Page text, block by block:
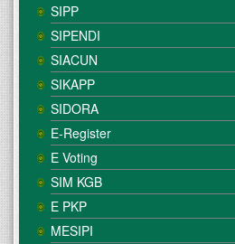
SIPP
SIPENDI
SIACUN
SIKAPP
SIDORA
E-Register
E Voting
SIM KGB
E PKP
MESIPI